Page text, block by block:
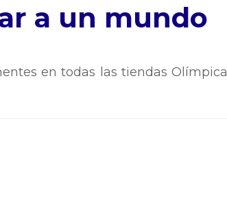
a un mundo
en todas las tiendas Olímpica